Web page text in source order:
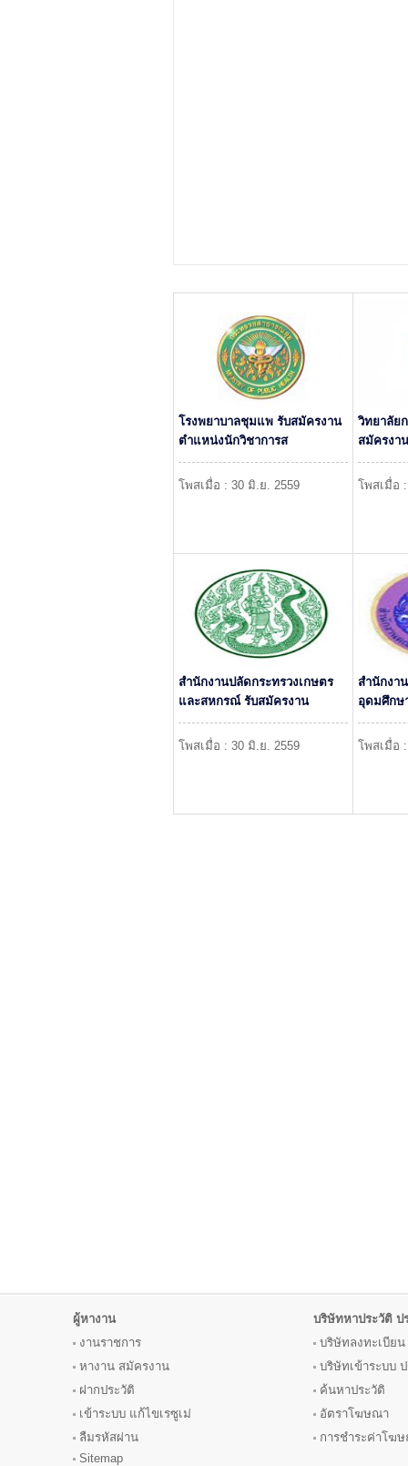
โรงพยาบาลชุมแพ รับสมัครงาน
ตำแหน่งนักวิชาการส
โพสเมื่อ : 30 มิ.ย. 2559
วิทยาลัย
สมัครงา
โพสเมื่อ
สำนักงานปลัดกระทรวงเกษตร
และสหกรณ์ รับสมัครงาน
โพสเมื่อ : 30 มิ.ย. 2559
สำนักงา
อุดมศึกษ
โพสเมื่อ
ผู้หางาน
งานราชการ
หางาน สมัครงาน
ฝากประวัติ
เข้าระบบ แก้ไขเรซูเม่
ลืมรหัสผ่าน
Sitemap
บริษัทหาประวัติ ป
บริษัทลงทะเบียน
บริษัทเข้าระบบ
ค้นหาประวัติ
อัตราโฆษณา
การชำระค่าโฆ